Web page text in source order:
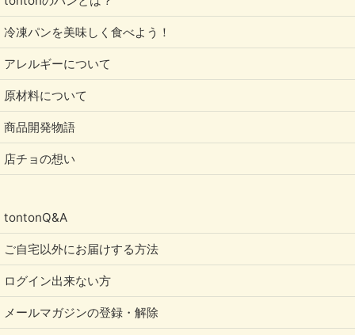
冷凍パンを美味しく食べよう！
アレルギーについて
原材料について
商品開発物語
店チョの想い
tontonQ&A
ご自宅以外にお届けする方法
ログイン出来ない方
メールマガジンの登録・解除